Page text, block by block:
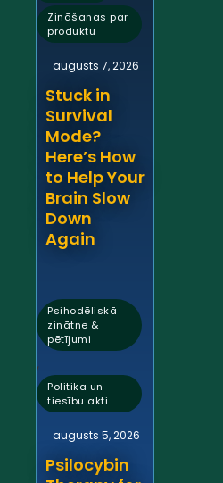
Zināšanas par
produktu
augusts 7, 2026
Stuck in
Survival
Mode?
Here’s How
to Help Your
Brain Slow
Down
Again
Psihodēliskā
zinātne &
pētījumi
,
Politika un
tiesību akti
augusts 5, 2026
Psilocybin